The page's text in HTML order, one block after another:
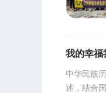
我的幸
中华民族
述，结合